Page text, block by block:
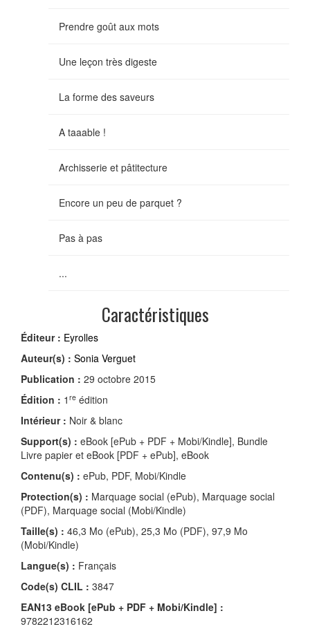
Prendre goût aux mots
Une leçon très digeste
La forme des saveurs
A taaable !
Archisserie et pâtitecture
Encore un peu de parquet ?
Pas à pas
...
Caractéristiques
Éditeur : Eyrolles
Auteur(s) : Sonia Verguet
Publication : 29 octobre 2015
Édition : 1 re édition
Intérieur : Noir & blanc
Support(s) : eBook [ePub + PDF + Mobi/Kindle], Bundle
Livre papier et eBook [PDF + ePub], eBook
Contenu(s) : ePub, PDF, Mobi/Kindle
Protection(s) : Marquage social (ePub), Marquage social
(PDF), Marquage social (Mobi/Kindle)
Taille(s) : 46,3 Mo (ePub), 25,3 Mo (PDF), 97,9 Mo
(Mobi/Kindle)
Langue(s) : Français
Code(s) CLIL : 3847
EAN13 eBook [ePub + PDF + Mobi/Kindle] :
9782212316162